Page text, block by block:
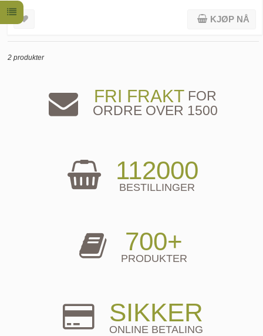
KJØP NÅ
2 produkter
FRI FRAKTFOR
ORDRE OVER 1500
112000
BESTILLINGER
700+
PRODUKTER
SIKKER
ONLINE BETALING